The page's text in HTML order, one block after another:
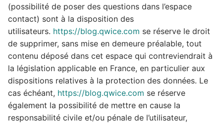
(possibilité de poser des questions dans l’espace
contact) sont à la disposition des
utilisateurs. https://blog.qwice.com se réserve le droit
de supprimer, sans mise en demeure préalable, tout
contenu déposé dans cet espace qui contreviendrait à
la législation applicable en France, en particulier aux
dispositions relatives à la protection des données. Le
cas échéant, https://blog.qwice.com se réserve
également la possibilité de mettre en cause la
responsabilité civile et/ou pénale de l’utilisateur,